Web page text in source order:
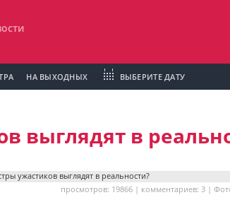
НА ВЫХОДНЫХ ВЫБЕРИТЕ ДАТУ
выглядят в
просмотров: 19866 | комментариев: 3 |